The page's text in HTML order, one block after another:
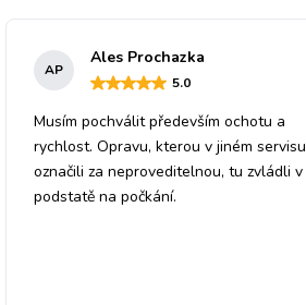
AP
Ales Prochazka
5.0
Musím pochválit především ochotu a
rychlost. Opravu, kterou v jiném servisu
označili za neproveditelnou, tu zvládli v
podstatě na počkání.